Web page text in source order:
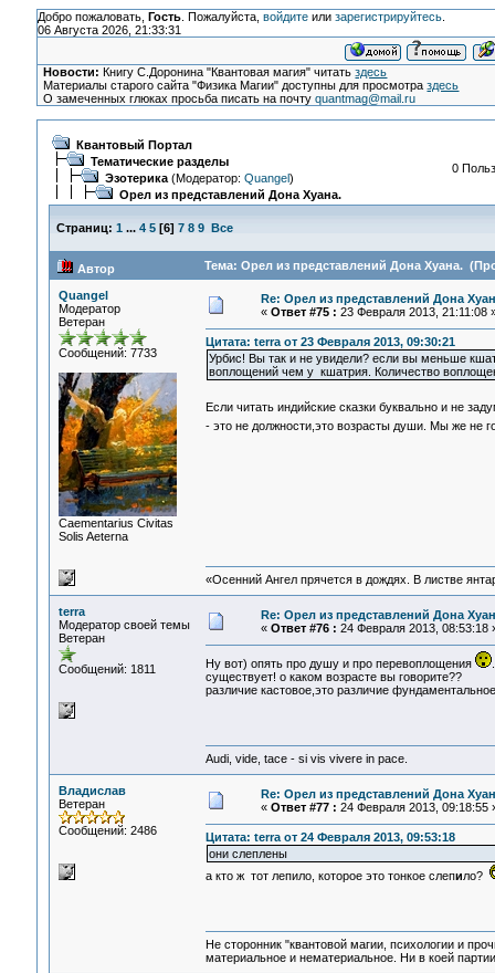
Добро пожаловать, Гость. Пожалуйста, войдитеили зарегистрируйтесь.
06 Августа 2026, 21:33:31
Новости: Книгу С.Доронина "Квантовая магия" читатьздесь
Материалы старого сайта "Физика Магии" доступны для просмотраздесь
О замеченных глюках просьба писать на почтуquantmag@mail.ru
Квантовый Портал
Тематические разделы
Эзотерика(Модератор: Quangel)
Орел из представлений Дона Хуана.
0
Страниц: 1 ... 4 5[6] 7 8 9 Все
Автор Тема: Орел из представлений Дона Хуана.
Quangel
Модератор
Ветеран
Сообщений: 7733
Сaementarius Civitas
Solis Aeterna
Re: Орел из представлений Дона
« Ответ #75 : 23 Февраля 2013, 21:11:08
Цитата: terra от 23 Февраля 2013, 09:30:21
Урбис! Вы так и не увидели? если вы меньше
воплощений чем у кшатрия. Количество
Если читать индийские сказки буквально и не
- это не должности,это возрасты души. Мы же не
«Осенний Ангел прячется в дождях. В листве
terra
Модератор своей темы
Ветеран
Сообщений: 1811
Re: Орел из представлений Дона
« Ответ #76 : 24 Февраля 2013, 08:53:18
Ну вот) опять про душу и про перевоплощения
существует! о каком возрасте вы говорите??
различие кастовое,это различие
Audi, vide, tace - si vis vivere in pace.
Владислав
Ветеран
Сообщений: 2486
Re: Орел из представлений Дона
« Ответ #77 : 24 Февраля 2013, 09:18:55
Цитата: terra от 24 Февраля 2013, 09:53:18
они слеплены
а кто ж тот лепило, которое это тонкое слепило?
Не сторонник "квантовой магии, психологии и
материальное и нематериальное. Ни в коей